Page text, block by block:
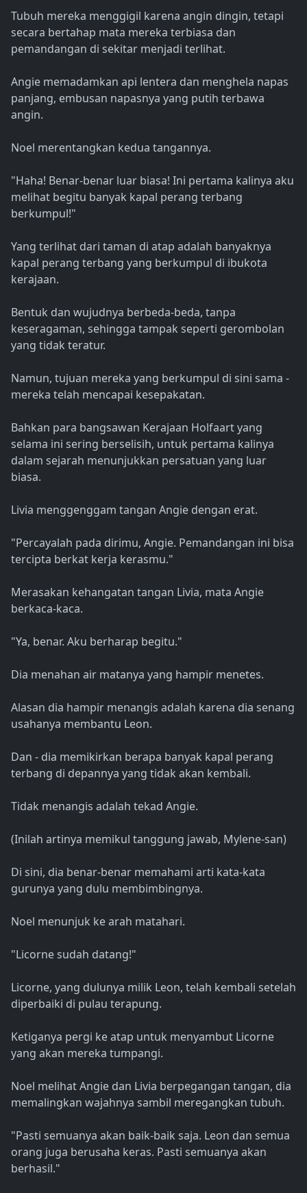
Tubuh mereka menggigil karena angin dingin, tetapi
secara bertahap mata mereka terbiasa dan
pemandangan di sekitar menjadi terlihat.
Angie memadamkan api lentera dan menghela napas
panjang, embusan napasnya yang putih terbawa
angin.
Noel merentangkan kedua tangannya.
"Haha! Benar-benar luar biasa! Ini pertama kalinya aku
melihat begitu banyak kapal perang terbang
berkumpul!"
Yang terlihat dari taman di atap adalah banyaknya
kapal perang terbang yang berkumpul di ibukota
kerajaan.
Bentuk dan wujudnya berbeda-beda, tanpa
keseragaman, sehingga tampak seperti gerombolan
yang tidak teratur.
Namun, tujuan mereka yang berkumpul di sini sama -
mereka telah mencapai kesepakatan.
Bahkan para bangsawan Kerajaan Holfaart yang
selama ini sering berselisih, untuk pertama kalinya
dalam sejarah menunjukkan persatuan yang luar
biasa.
Livia menggenggam tangan Angie dengan erat.
"Percayalah pada dirimu, Angie. Pemandangan ini bisa
tercipta berkat kerja kerasmu."
Merasakan kehangatan tangan Livia, mata Angie
berkaca-kaca.
"Ya, benar. Aku berharap begitu."
Dia menahan air matanya yang hampir menetes.
Alasan dia hampir menangis adalah karena dia senang
usahanya membantu Leon.
Dan - dia memikirkan berapa banyak kapal perang
terbang di depannya yang tidak akan kembali.
Tidak menangis adalah tekad Angie.
(Inilah artinya memikul tanggung jawab, Mylene-san)
Di sini, dia benar-benar memahami arti kata-kata
gurunya yang dulu membimbingnya.
Noel menunjuk ke arah matahari.
"Licorne sudah datang!"
Licorne, yang dulunya milik Leon, telah kembali setelah
diperbaiki di pulau terapung.
Ketiganya pergi ke atap untuk menyambut Licorne
yang akan mereka tumpangi.
Noel melihat Angie dan Livia berpegangan tangan, dia
memalingkan wajahnya sambil meregangkan tubuh.
"Pasti semuanya akan baik-baik saja. Leon dan semua
orang juga berusaha keras. Pasti semuanya akan
berhasil."